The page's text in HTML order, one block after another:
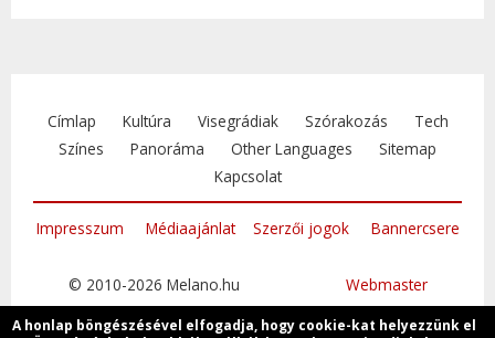
Címlap Kultúra Visegrádiak Szórakozás
Tech
Színes
Panoráma Other Languages
Sitemap
Kapcsolat
Impresszum Médiaajánlat Szerzői jogok Bannercsere
© 2010-2026 Melano.hu Webmaster
A honlap böngészésével elfogadja, hogy cookie-kat helyezzünk el